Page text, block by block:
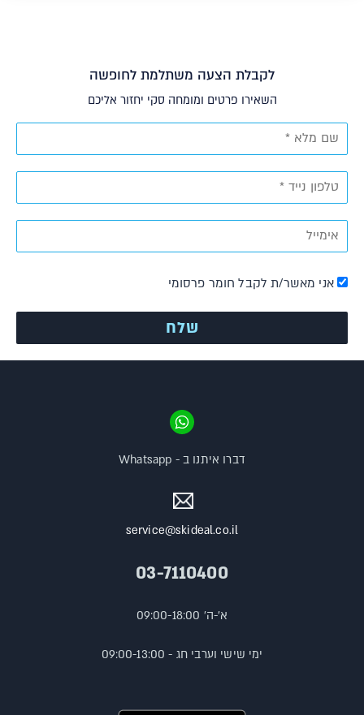
לקבלת הצעה משתלמת לחופשה
השאירו פרטים ומומחה סקי יחזור אליכם
אני מאשר/ת לקבל חומר פרסומי
service@skideal.co.il
03-7110400
א'-ה' 09:00-18:00
ימי שישי וערבי חג - 09:00-13:00
דברו איתנו ב - Whatsapp